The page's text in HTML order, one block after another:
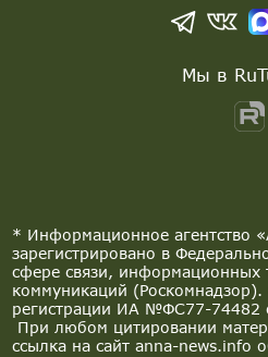
* Информационное агентство
зарегистрировано в
сфере связи, информационных
коммуникаций (Роскомнадзор).
регистрации ИА №ФС77-74482
При любом цитировании
ссылка на сайт anna-news.info
Мы в